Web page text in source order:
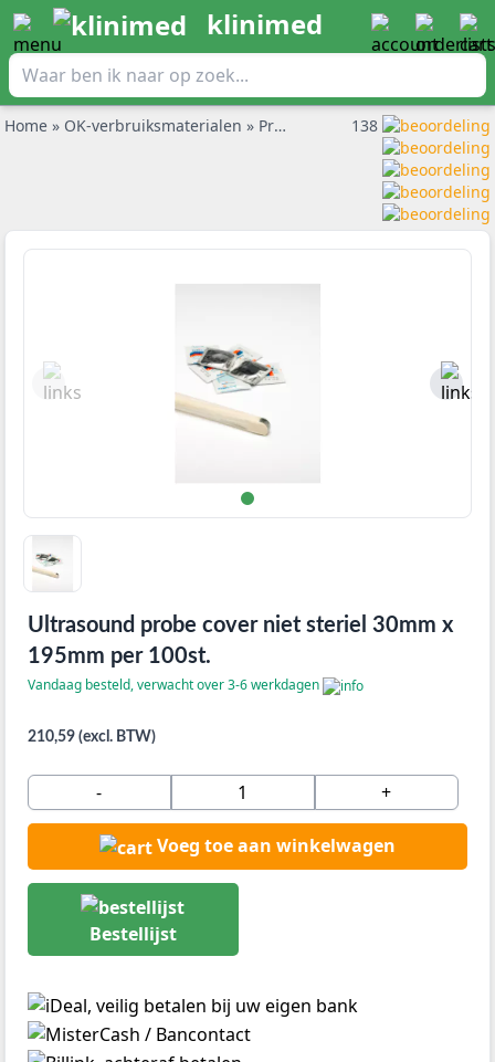
klinimed
Home » OK-verbruiksmaterialen » Probecovers »Ultrasound
138
Ultrasound probe cover niet steriel 30mm x
195mm per 100st.
Vandaag besteld, verwacht over 3-6 werkdagen
210,59 (excl. BTW)
- +
Voeg toe aan winkelwagen
Bestellijst